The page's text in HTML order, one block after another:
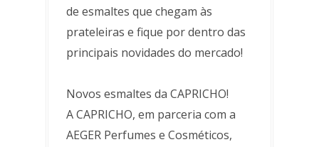
de esmaltes que chegam às
prateleiras e fique por dentro das
principais novidades do mercado!
Novos esmaltes da CAPRICHO!
A CAPRICHO, em parceria com a
AEGER Perfumes e Cosméticos,